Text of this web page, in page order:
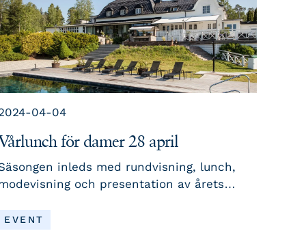
04-04
för damer 28 april
inleds med rundvisning, lunch,
och presentation av årets
sker via Min Golf.
EVENT
MER